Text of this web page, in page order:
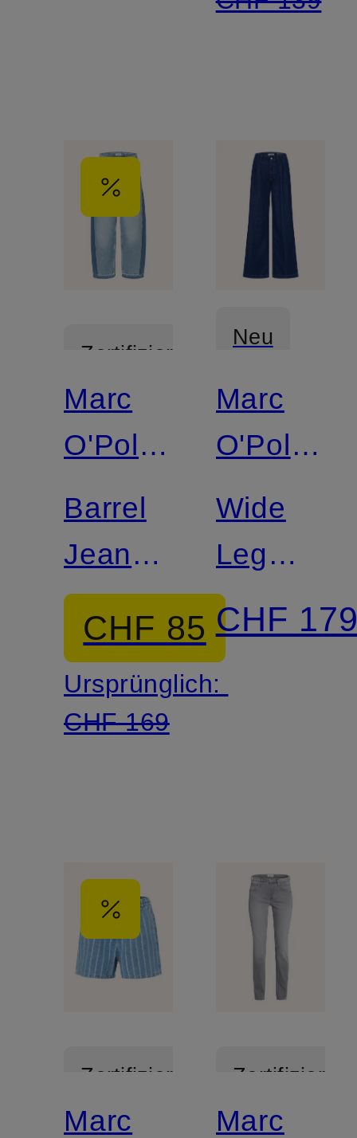
Zertifiziert
Marc
O'Polo
DENIM
Barrel
Jeans
ENNI
CROPPED
CHF 85
Ursprünglich:
CHF 169
Neu
Zertifiziert
Marc
O'Polo
DENIM
Wide
Leg
Jeans
CHF
Zertifiziert
Marc
Zertifiziert
Marc